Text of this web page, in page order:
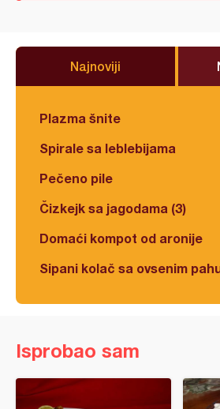
Najnoviji
Plazma šnite
Spirale sa leblebijama
Pečeno pile
Čizkejk sa jagodama (3)
Domaći kompot od aronije
Sipani kolač sa ovsenim
Isprobao sam